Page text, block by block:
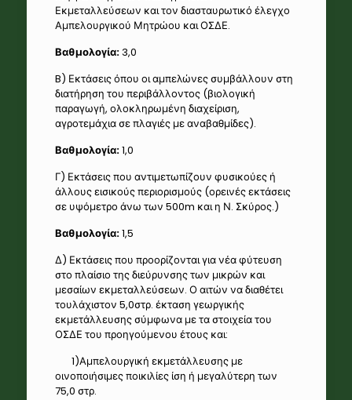
Εκμεταλλεύσεων και τον διασταυρωτικό έλεγχο
Αμπελουργικού Μητρώου και ΟΣΔΕ.
Βαθμολογία:3,0
B) Εκτάσεις όπου οι αμπελώνες συμβάλλουν στη
διατήρηση του περιβάλλοντος (βιολογική
παραγωγή, ολοκληρωμένη διαχείριση,
αγροτεμάχια σε πλαγιές με αναβαθμίδες).
Βαθμολογία:1,0
Γ) Εκτάσεις που αντιμετωπίζουν φυσικούες ή
άλλους εισικούς περιορισμούς (ορεινές εκτάσεις
σε υψόμετρο άνω των 500m και η Ν. Σκύρος.)
Βαθμολογία:1,5
Δ) Εκτάσεις που προορίζονται για νέα φύτευση
στο πλαίσιο της διεύρυνσης των μικρών και
μεσαίων εκμεταλλεύσεων. Ο αιτών να διαθέτει
τουλάχιστον 5,0στρ. έκταση γεωργικής
εκμετάλλευσης σύμφωνα με τα στοιχεία του
ΟΣΔΕ του προηγούμενου έτους και:
1)Αμπελουργική εκμετάλλευσης με
οινοποιήσιμες ποικιλίες ίση ή μεγαλύτερη των
75,0 στρ.